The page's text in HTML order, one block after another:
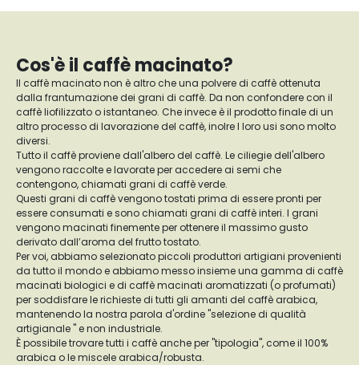
Cos'è il caffè macinato?
Il caffè macinato non è altro che una polvere di caffè ottenuta
dalla frantumazione dei grani di caffè. Da non confondere con il
caffè liofilizzato o istantaneo. Che invece è il prodotto finale di un
altro processo di lavorazione del caffè, inolre I loro usi sono molto
diversi.
Tutto il caffè proviene dall'albero del caffè. Le ciliegie dell'albero
vengono raccolte e lavorate per accedere ai semi che
contengono, chiamati grani di caffè verde.
Questi grani di caffè vengono tostati prima di essere pronti per
essere consumati e sono chiamati grani di caffè interi. I grani
vengono macinati finemente per ottenere il massimo gusto
derivato dall’aroma del frutto tostato.
Per voi, abbiamo selezionato piccoli produttori artigiani provenienti
da tutto il mondo e abbiamo messo insieme una gamma di caffè
macinati biologici e di caffè macinati aromatizzati (o profumati)
per soddisfare le richieste di tutti gli amanti del caffè arabica,
mantenendo la nostra parola d'ordine "selezione di qualità
artigianale " e non industriale.
È possibile trovare tutti i caffè anche per "tipologia", come il 100%
arabica o le miscele arabica/robusta.